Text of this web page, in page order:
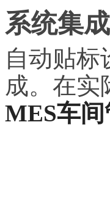
系统集
自动贴标
成。在实
MES车